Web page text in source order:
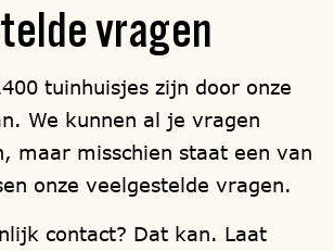
vragen
tuinhuisjes zijn door onze
We kunnen al je vragen
maar misschien staat een van
onze veelgestelde vragen.
contact? Dat kan. Laat